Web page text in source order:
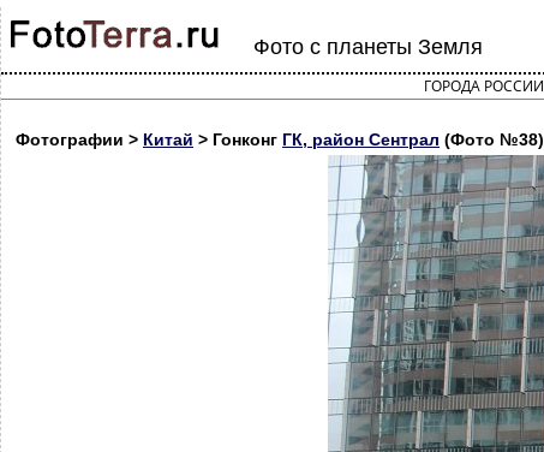
Фото с планеты Земля
ГОРОДА РОССИИ
Фотографии > Китай > Гонконг ГК, район Сентрал (Фото №38)